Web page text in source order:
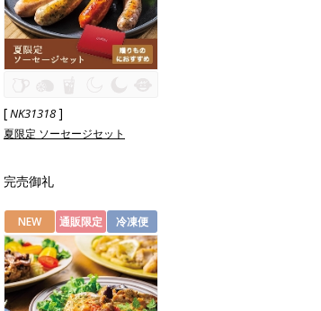
[NK31318]
夏限定 ソーセージセット
完売御礼
NEW 通販限定 冷凍便